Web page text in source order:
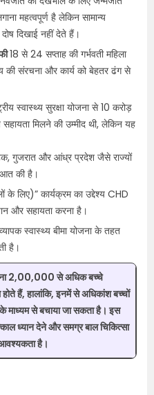
महत्वपूर्ण है लेकिन सामान्य
दिखाई नहीं देते हैं।
18 से 24 सप्ताह की गर्भवती महिला
संरचना और कार्य को बेहतर ढंग से
स्वास्थ्य सुरक्षा योजना से 10 करोड़
सहायता मिलने की उम्मीद थी, लेकिन यह
गुजरात और आंध्र प्रदेश जैसे राज्यों
की है।
लिए)” कार्यक्रम का उद्देश्य CHD
और सहायता करना है।
स्वास्थ्य बीमा योजना के तहत
है।
2,00,000 से अधिक बच्चे
हैं, हालांकि, इनमें से अधिकांश बच्चों
माध्यम से बचाया जा सकता है। इस
ध्यान देने और समग्र बाल चिकित्सा
है।